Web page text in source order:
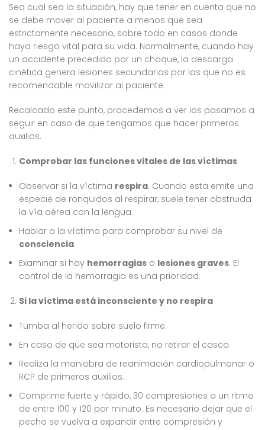
Sea cual sea la situación, hay que tener en cuenta que no
se debe mover al paciente a menos que sea
estrictamente necesario, sobre todo en casos donde
haya riesgo vital para su vida. Normalmente, cuando hay
un accidente precedido por un choque, la descarga
cinética genera lesiones secundarias por las que no es
recomendable movilizar al paciente.
Recalcado este punto, procedemos a ver los pasamos a
seguir en caso de que tengamos que hacer primeros
auxilios.
Comprobar las funciones vitales de las víctimas
Observar si la víctima respira. Cuando esta emite una
especie de ronquidos al respirar, suele tener obstruida
la vía aérea con la lengua.
Hablar a la víctima para comprobar su nivel de
consciencia.
Examinar si hay hemorragias o lesiones graves. El
control de la hemorragia es una prioridad.
Si la víctima está inconsciente y no respira
Tumba al herido sobre suelo firme.
En caso de que sea motorista, no retirar el casco.
Realiza la maniobra de reanimación cardiopulmonar o
RCP de primeros auxilios.
Comprime fuerte y rápido, 30 compresiones a un ritmo
de entre 100 y 120 por minuto. Es necesario dejar que el
pecho se vuelva a expandir entre compresión y